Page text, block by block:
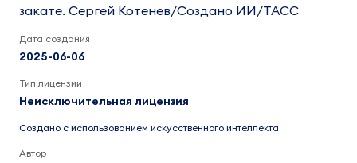
закате. Сергей Котенев/Создано ИИ/ТАСС
Дата создания
2025-06-06
Тип лицензии
Неисключительная лицензия
Создано с использованием искусственного интеллекта
Автор